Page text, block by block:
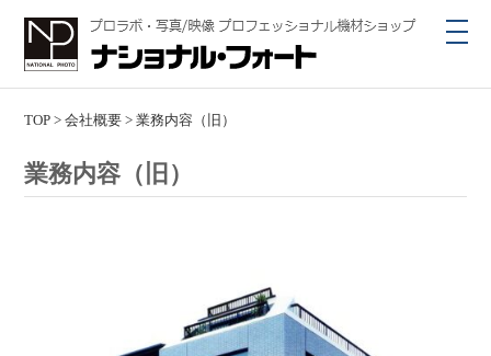
TOP >会社概要 >業務内容（旧）
業務内容（旧）